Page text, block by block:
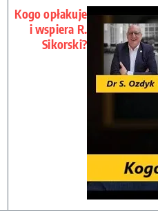
Kogo opłakuje
i wspiera R.
Sikorski?